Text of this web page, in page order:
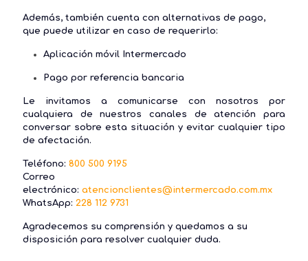
Además, también cuenta con alternativas de pago,
que puede utilizar en caso de requerirlo:
Aplicación móvil Intermercado
Pago por referencia bancaria
Le invitamos a comunicarse con nosotros por
cualquiera de nuestros canales de atención para
conversar sobre esta situación y evitar cualquier tipo
de afectación.
Teléfono: 800 500 9195
Correo
electrónico: atencionclientes@intermercado.com.mx
WhatsApp: 228 112 9731
Agradecemos su comprensión y quedamos a su
disposición para resolver cualquier duda.